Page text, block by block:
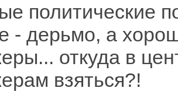
политические
- дерьмо, а
откуда в
взяться?!